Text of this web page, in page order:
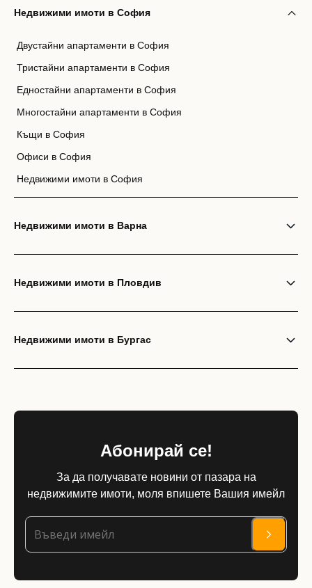
Недвижими имоти в София
Двустайни апартаменти в София
Тристайни апартаменти в София
Едностайни апартаменти в София
Многостайни апартаменти в София
Къщи в София
Офиси в София
Недвижими имоти в София
Недвижими имоти в Варна
Недвижими имоти в Пловдив
Недвижими имоти в Бургас
Абонирай се!
За да получавате новини от пазара на
недвижимите имоти, моля впишете Вашия имейл